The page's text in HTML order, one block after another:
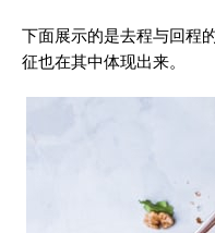
下面展示的是去程与回程
征也在其中体现出来。